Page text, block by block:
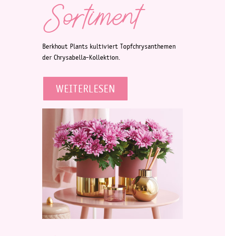
Sortiment
Berkhout Plants kultiviert Topfchrysanthemen
der Chrysabella-Kollektion.
WEITERLESEN